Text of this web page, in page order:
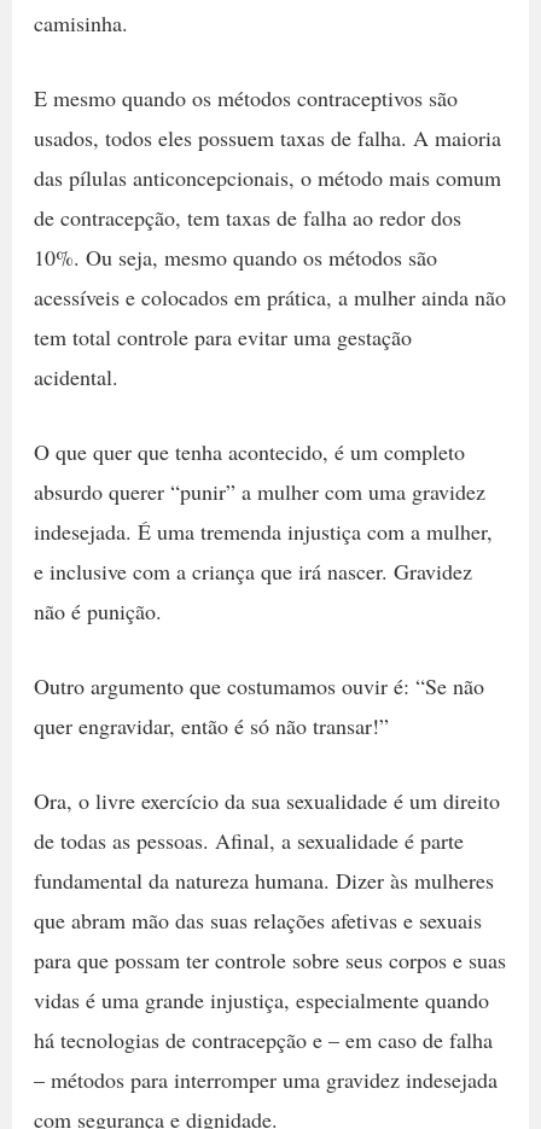
camisinha.
E mesmo quando os métodos contraceptivos são
usados, todos eles possuem taxas de falha. A maioria
das pílulas anticoncepcionais, o método mais comum
de contracepção, tem taxas de falha ao redor dos
10%. Ou seja, mesmo quando os métodos são
acessíveis e colocados em prática, a mulher ainda não
tem total controle para evitar uma gestação
acidental.
O que quer que tenha acontecido, é um completo
absurdo querer “punir” a mulher com uma gravidez
indesejada. É uma tremenda injustiça com a mulher,
e inclusive com a criança que irá nascer. Gravidez
não é punição.
Outro argumento que costumamos ouvir é: “Se não
quer engravidar, então é só não transar!”
Ora, o livre exercício da sua sexualidade é um direito
de todas as pessoas. Afinal, a sexualidade é parte
fundamental da natureza humana. Dizer às mulheres
que abram mão das suas relações afetivas e sexuais
para que possam ter controle sobre seus corpos e suas
vidas é uma grande injustiça, especialmente quando
há tecnologias de contracepção e – em caso de falha
– métodos para interromper uma gravidez indesejada
com segurança e dignidade.